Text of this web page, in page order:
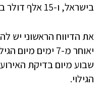
בישראל, ו-15 אלף דולר בחו"ל.
את הדיווח הראשוני יש
יאוחר מ-7 ימים
שבוע מיום בדיקת
הגילוי.